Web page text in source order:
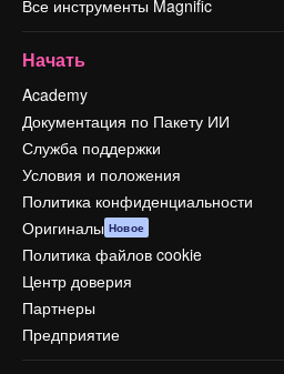
Все инструменты Magnific
Начать
Academy
Документация по Пакету ИИ
Служба поддержки
Условия и положения
Политика конфиденциальности
Оригиналы Новое
Политика файлов cookie
Центр доверия
Партнеры
Предприятие